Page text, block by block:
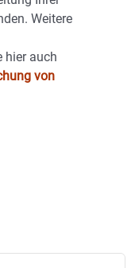
Weitere
hier auch
von